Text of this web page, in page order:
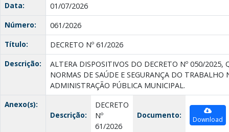
Data:
01/07/2026
Número:
061/2026
Título:
DECRETO Nº 61/2026
Descrição:
ALTERA DISPOSITIVOS DO DECRETO Nº 050/2025,
NORMAS DE SAÚDE E SEGURANÇA DO
ADMINISTRAÇÃO PÚBLICA MUNICIPAL.
Anexo(s):
Descrição:
DECRETO
Nº
61/2026
Documento: Download